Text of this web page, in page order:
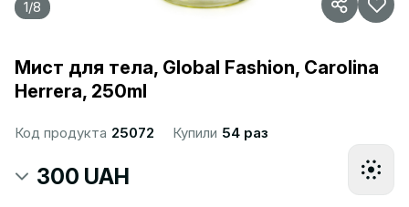
1/8
Мист для тела, Global Fashion, Carolina
Herrera, 250ml
Код продукта 25072 Купили 54 раз
300 UAH